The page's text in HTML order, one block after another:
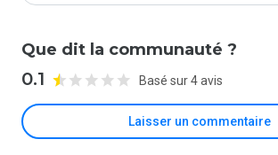
Que dit la communauté ?
0.1 Basé sur 4 avis
Laisser un commentaire